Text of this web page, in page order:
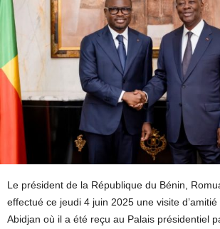
Le président de la République du Bénin,
effectué ce jeudi 4 juin 2025 une visite
Abidjan où il a été reçu au Palais présidentiel